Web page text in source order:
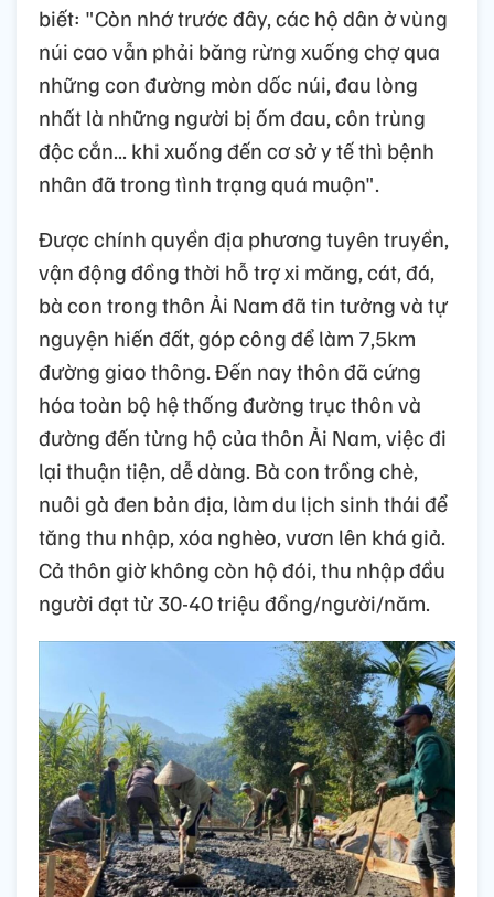
biết: "Còn nhớ trước đây, các hộ dân ở vùng
núi cao vẫn phải băng rừng xuống chợ qua
những con đường mòn dốc núi, đau lòng
nhất là những người bị ốm đau, côn trùng
độc cắn... khi xuống đến cơ sở y tế thì bệnh
nhân đã trong tình trạng quá muộn".
Được chính quyền địa phương tuyên truyền,
vận động đồng thời hỗ trợ xi măng, cát, đá,
bà con trong thôn Ải Nam đã tin tưởng và tự
nguyện hiến đất, góp công để làm 7,5km
đường giao thông. Đến nay thôn đã cứng
hóa toàn bộ hệ thống đường trục thôn và
đường đến từng hộ của thôn Ải Nam, việc đi
lại thuận tiện, dễ dàng. Bà con trồng chè,
nuôi gà đen bản địa, làm du lịch sinh thái để
tăng thu nhập, xóa nghèo, vươn lên khá giả.
Cả thôn giờ không còn hộ đói, thu nhập đầu
người đạt từ 30-40 triệu đồng/người/năm.